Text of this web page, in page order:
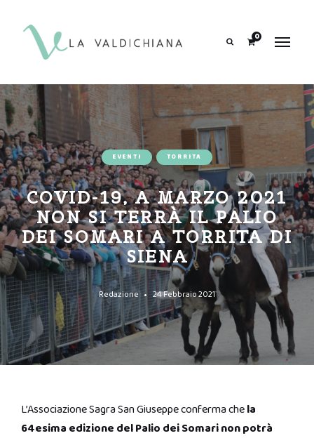
0
EVENTI TORRITA
COVID-19, A MARZO 2021
NON SI TERRÀ IL PALIO
DEI SOMARI A TORRITA DI
SIENA
Redazione 24 Febbraio 2021
L’Associazione Sagra San Giuseppe conferma chela
64esima edizione del Palio dei Somari non potrà